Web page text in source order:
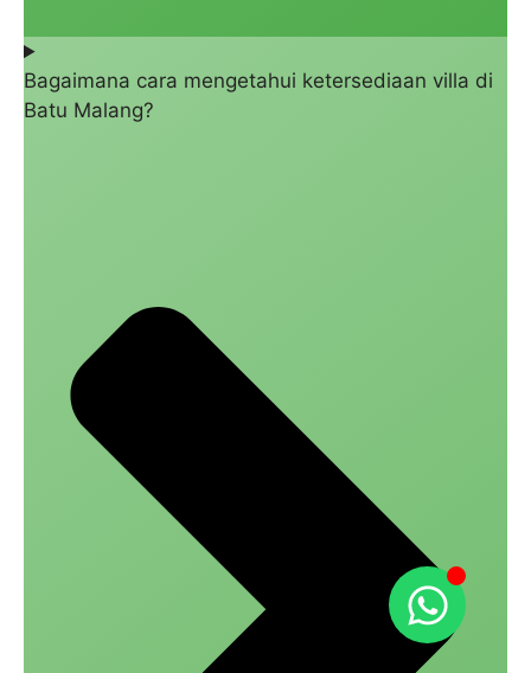
Bagaimana cara mengetahui ketersediaan villa di
Batu Malang?